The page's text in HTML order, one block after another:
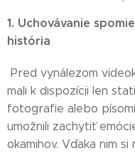
1. Uchovávanie
história
Pred vynálezom
mali k dispozícii len
fotografie alebo
umožnili zachytiť
okamihov. Vďaka nim